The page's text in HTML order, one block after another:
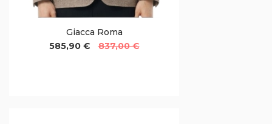
Giacca Roma
585,90 €
837,00 €